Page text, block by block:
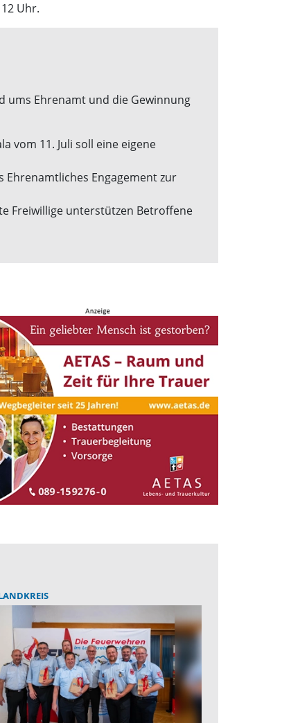
Uhr.
ums Ehrenamt und die Gewinnung
vom 11. Juli soll eine eigene
Ehrenamtliches Engagement zur
Freiwillige unterstützen Betroffene